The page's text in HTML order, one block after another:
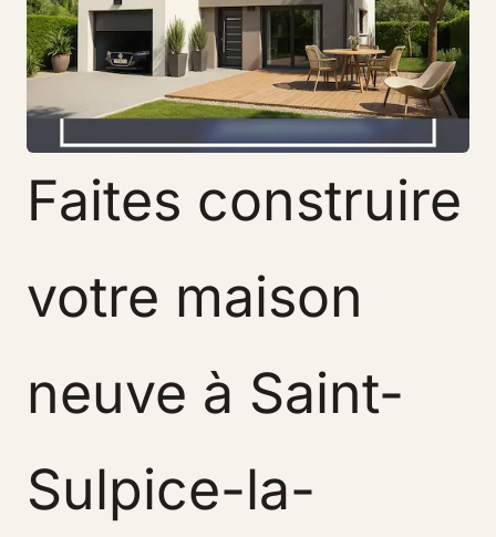
Faites construire
votre maison
neuve à Saint-
Sulpice-la-